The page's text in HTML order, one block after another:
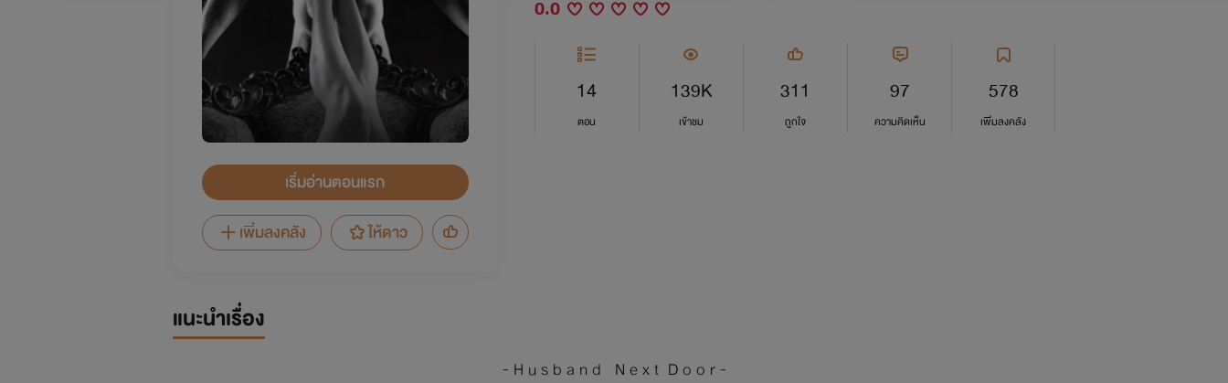
เริ่มอ่านตอนแรก
เพิ่มลงคลัง
ให้ดาว
0.0
14
ตอน
139K
เข้าชม
311
ถูกใจ
97
ความคิดเห็น
578
เพิ่มลงคลัง
แนะนำเรื่อง
- H u s b a n d N e x t D o o r -